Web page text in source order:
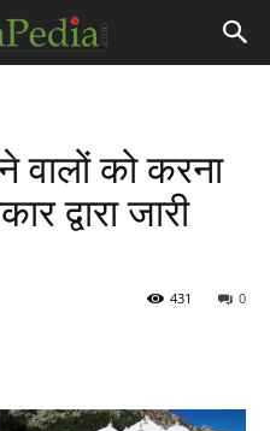
वालों को करना
द्वारा जारी
0
431